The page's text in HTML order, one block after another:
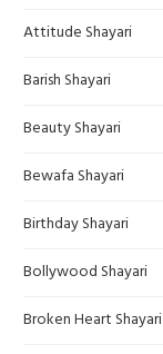
Attitude Shayari
Barish Shayari
Beauty Shayari
Bewafa Shayari
Birthday Shayari
Bollywood Shayari
Broken Heart Shayari